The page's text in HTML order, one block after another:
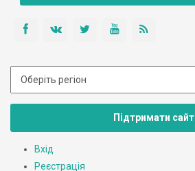
Підтримати сайт
Вхід
Реєстрація